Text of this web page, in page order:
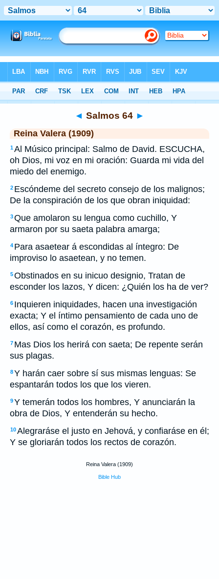
>RVR 1909 > Salmos 64
◄ Salmos 64 ►
Reina Valera (1909)
1Al Músico principal: Salmo de David. ESCUCHA,
oh Dios, mi voz en mi oración: Guarda mi vida del
miedo del enemigo.
2 Escóndeme del secreto consejo de los malignos;
De la conspiración de los que obran iniquidad:
3Que amolaron su lengua como cuchillo, Y
armaron por su saeta palabra amarga;
4 Para asaetear á escondidas al íntegro: De
improviso lo asaetean, y no temen.
5Obstinados en su inicuo designio, Tratan de
esconder los lazos, Y dicen: ¿Quién los ha de ver?
6 Inquieren iniquidades, hacen una investigación
exacta; Y el íntimo pensamiento de cada uno de
ellos, así como el corazón, es profundo.
7 Mas Dios los herirá con saeta; De repente serán
sus plagas.
8Y harán caer sobre sí sus mismas lenguas: Se
espantarán todos los que los vieren.
9Y temerán todos los hombres, Y anunciarán la
obra de Dios, Y entenderán su hecho.
10Alegraráse el justo en Jehová, y confiaráse en él;
Y se gloriarán todos los rectos de corazón.
Reina Valera (1909)
Bible Hub